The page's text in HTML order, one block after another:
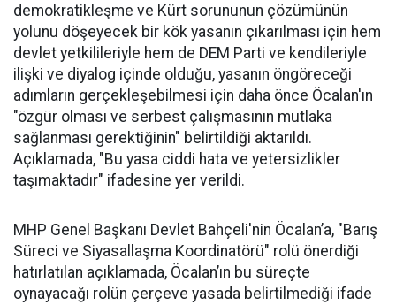
demokratikleşme ve Kürt sorununun çözümünün
yolunu döşeyecek bir kök yasanın çıkarılması için hem
devlet yetkilileriyle hem de DEM Parti ve kendileriyle
ilişki ve diyalog içinde olduğu, yasanın öngöreceği
adımların gerçekleşebilmesi için daha önce Öcalan'ın
"özgür olması ve serbest çalışmasının mutlaka
sağlanması gerektiğinin" belirtildiği aktarıldı.
Açıklamada, "Bu yasa ciddi hata ve yetersizlikler
taşımaktadır" ifadesine yer verildi.
MHP Genel Başkanı Devlet Bahçeli'nin Öcalan’a, "Barış
Süreci ve Siyasallaşma Koordinatörü" rolü önerdiği
hatırlatılan açıklamada, Öcalan’ın bu süreçte
oynayacağı rolün çerçeve yasada belirtilmediği ifade